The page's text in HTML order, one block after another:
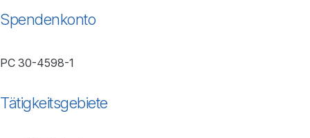
Spendenkonto
PC 30-4598-1
Tätigkeitsgebiete